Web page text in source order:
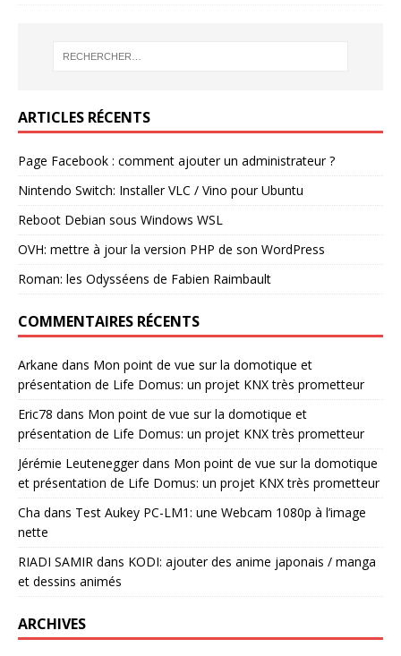
ARTICLES RÉCENTS
Page Facebook : comment ajouter un administrateur ?
Nintendo Switch: Installer VLC / Vino pour Ubuntu
Reboot Debian sous Windows WSL
OVH: mettre à jour la version PHP de son WordPress
Roman: les Odysséens de Fabien Raimbault
COMMENTAIRES RÉCENTS
Arkane dans Mon point de vue sur la domotique et
présentation de Life Domus: un projet KNX très prometteur
Eric78 dans Mon point de vue sur la domotique et
présentation de Life Domus: un projet KNX très prometteur
Jérémie Leuteneggerdans Mon point de vue sur la domotique
et présentation de Life Domus: un projet KNX très prometteur
Cha dans Test Aukey PC-LM1: une Webcam 1080p à l’image
nette
RIADI SAMIR dans KODI: ajouter des anime japonais / manga
et dessins animés
ARCHIVES